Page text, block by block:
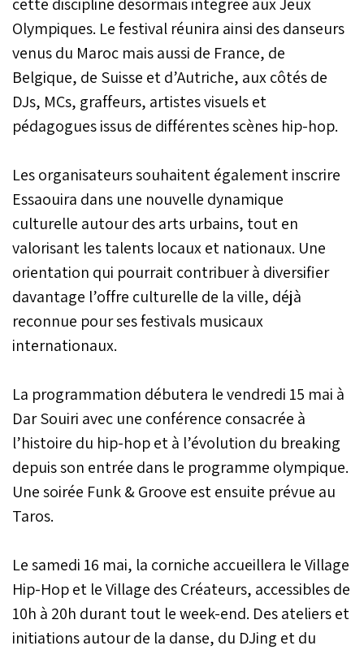
Olympiques. Le festival réunira ainsi des danseurs
venus du Maroc mais aussi de France, de
Belgique, de Suisse et d’Autriche, aux côtés de
DJs, MCs, graffeurs, artistes visuels et
pédagogues issus de différentes scènes hip-hop.
Les organisateurs souhaitent également inscrire
Essaouira dans une nouvelle dynamique
culturelle autour des arts urbains, tout en
valorisant les talents locaux et nationaux. Une
orientation qui pourrait contribuer à diversifier
davantage l’offre culturelle de la ville, déjà
reconnue pour ses festivals musicaux
internationaux.
La programmation débutera le vendredi 15 mai à
Dar Souiri avec une conférence consacrée à
l’histoire du hip-hop et à l’évolution du breaking
depuis son entrée dans le programme olympique.
Une soirée Funk & Groove est ensuite prévue au
Taros.
Le samedi 16 mai, la corniche accueillera le Village
Hip-Hop et le Village des Créateurs, accessibles de
10h à 20h durant tout le week-end. Des ateliers et
initiations autour de la danse, du DJing et du